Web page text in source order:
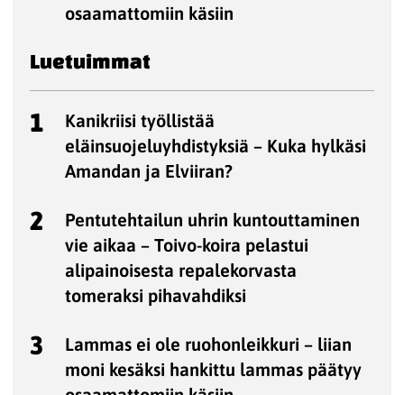
osaamattomiin käsiin
Luetuimmat
1
Kanikriisi työllistää
eläinsuojeluyhdistyksiä – Kuka hylkäsi
Amandan ja Elviiran?
2
Pentutehtailun uhrin kuntouttaminen
vie aikaa – Toivo-koira pelastui
alipainoisesta repalekorvasta
tomeraksi pihavahdiksi
3
Lammas ei ole ruohonleikkuri – liian
moni kesäksi hankittu lammas päätyy